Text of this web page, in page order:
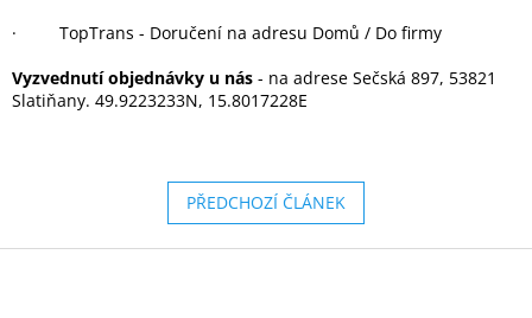
· TopTrans - Doručení na adresu Domů / Do firmy
Vyzvednutí objednávky u nás - na adrese Sečská 897, 53821
Slatiňany. 49.9223233N, 15.8017228E
PŘEDCHOZÍ ČLÁNEK
Z